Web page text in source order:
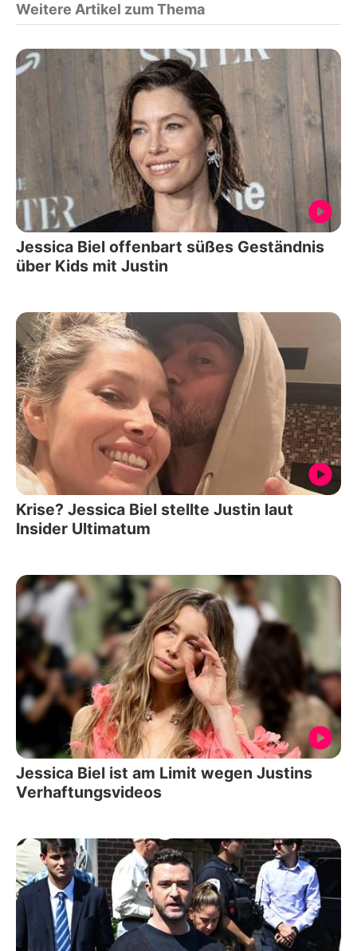
Weitere Artikel zum Thema
Jessica Biel offenbart süßes Geständnis
über Kids mit Justin
Krise? Jessica Biel stellte Justin laut
Insider Ultimatum
Jessica Biel ist am Limit wegen Justins
Verhaftungsvideos